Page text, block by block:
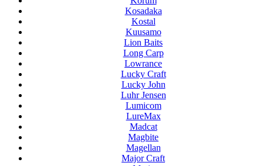
Kosadaka
Kostal
Kuusamo
Lion Baits
Long Carp
Lowrance
Lucky Craft
Lucky John
Luhr Jensen
Lumicom
LureMax
Madcat
Magbite
Magellan
Major Craft